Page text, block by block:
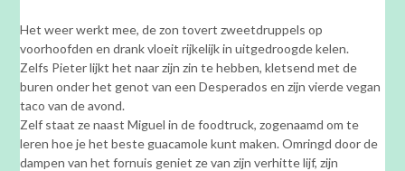
Het weer werkt mee, de zon tovert zweetdruppels op
voorhoofden en drank vloeit rijkelijk in uitgedroogde kelen.
Zelfs Pieter lijkt het naar zijn zin te hebben, kletsend met de
buren onder het genot van een Desperados en zijn vierde vegan
taco van de avond.
Zelf staat ze naast Miguel in de foodtruck, zogenaamd om te
leren hoe je het beste guacamole kunt maken. Omringd door de
dampen van het fornuis geniet ze van zijn verhitte lijf, zijn